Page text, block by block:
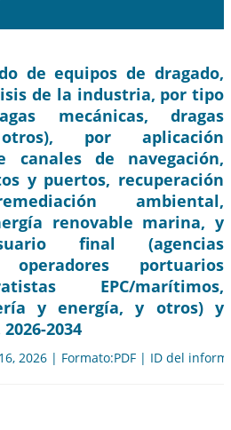
de equipos de dragado,
de la industria, por tipo
mecánicas, dragas
por aplicación
canales de navegación,
y puertos, recuperación
ambiental,
renovable marina, y
final (agencias
operadores portuarios
EPC/marítimos,
y energía, y otros) y
2034
2026 | Formato:PDF | ID del